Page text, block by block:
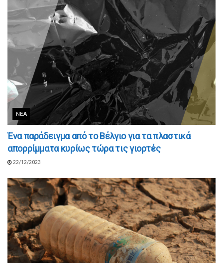
ΝΈΑ
Ένα παράδειγμα από το Βέλγιο για τα πλαστικά
απορρίμματα κυρίως τώρα τις γιορτές
22/12/2023